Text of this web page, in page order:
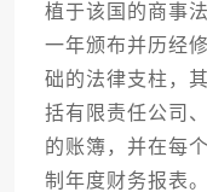
植于该国的商事
一年颁布并历经
础的法律支柱，
括有限责任公司
的账簿，并在每
制年度财务报表